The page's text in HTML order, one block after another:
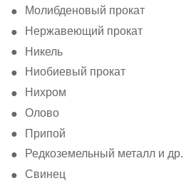
Молибденовый прокат
Нержавеющий прокат
Никель
Ниобиевый прокат
Нихром
Олово
Припой
Редкоземельный металл и др.
Свинец